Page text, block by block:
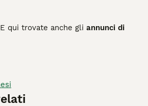
E qui trovate anche gli annunci di